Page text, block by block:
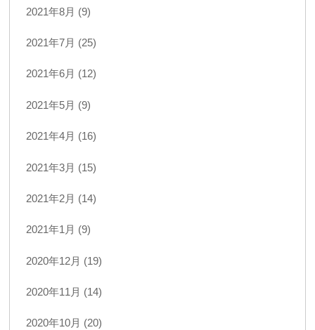
2021年8月 (9)
2021年7月 (25)
2021年6月 (12)
2021年5月 (9)
2021年4月 (16)
2021年3月 (15)
2021年2月 (14)
2021年1月 (9)
2020年12月 (19)
2020年11月 (14)
2020年10月 (20)